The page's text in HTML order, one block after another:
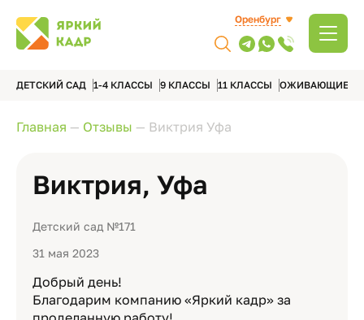
Оренбург
ДЕТСКИЙ САД 1-4 КЛАССЫ 9 КЛАССЫ 11 КЛАССЫ ОЖИВАЮЩИЕ
Главная — Отзывы — Виктрия Уфа
Виктрия, Уфа
Детский сад №171
31 мая 2023
Добрый день!
Благодарим компанию «Яркий кадр» за